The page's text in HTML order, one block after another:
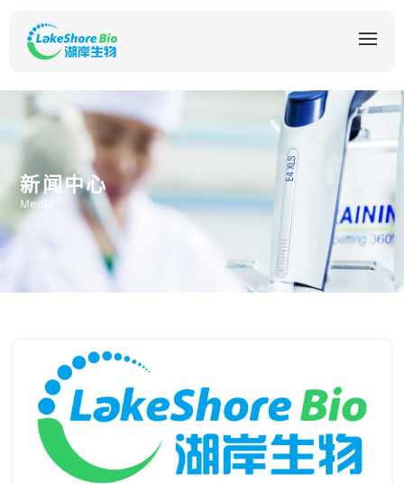
新闻中心
Media